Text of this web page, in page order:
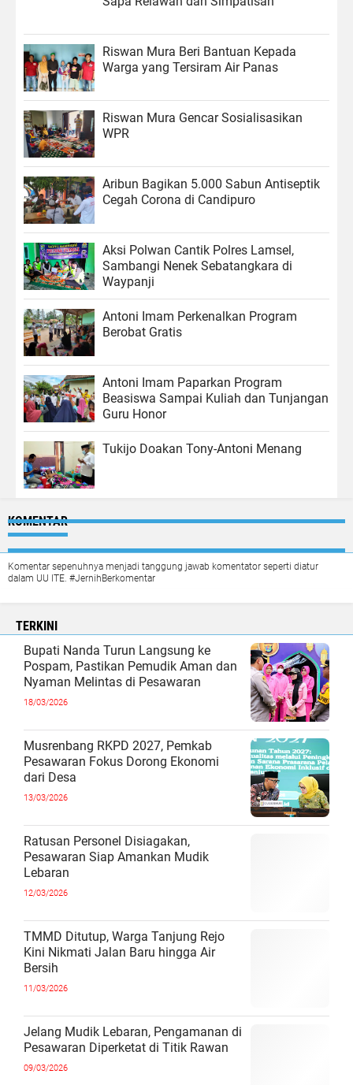
Riswan Mura Beri Bantuan Kepada
Warga yang Tersiram Air Panas
Riswan Mura Gencar Sosialisasikan
WPR
Aribun Bagikan 5.000 Sabun Antiseptik
Cegah Corona di Candipuro
Aksi Polwan Cantik Polres Lamsel,
Sambangi Nenek Sebatangkara di
Waypanji
Antoni Imam Perkenalkan Program
Berobat Gratis
Antoni Imam Paparkan Program
Beasiswa Sampai Kuliah dan Tunjangan
Guru Honor
Tukijo Doakan Tony-Antoni Menang
KOMENTAR
Komentar sepenuhnya menjadi tanggung jawab komentator seperti diatur
dalam UU ITE. #JernihBerkomentar
TERKINI
Bupati Nanda Turun Langsung ke
Pospam, Pastikan Pemudik Aman dan
Nyaman Melintas di Pesawaran
18/03/2026
Musrenbang RKPD 2027, Pemkab
Pesawaran Fokus Dorong Ekonomi
dari Desa
13/03/2026
Ratusan Personel Disiagakan,
Pesawaran Siap Amankan Mudik
Lebaran
12/03/2026
TMMD Ditutup, Warga Tanjung Rejo
Kini Nikmati Jalan Baru hingga Air
Bersih
11/03/2026
Jelang Mudik Lebaran, Pengamanan di
Pesawaran Diperketat di Titik Rawan
09/03/2026